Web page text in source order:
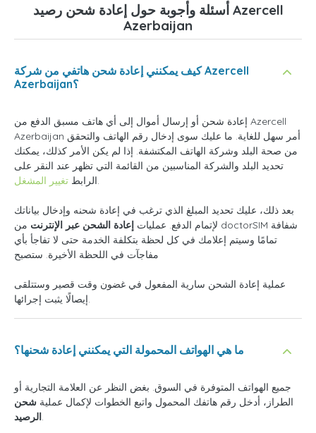
أسئلة وأجوبة حول إعادة شحن رصيد Azercell
Azerbaijan
كيف يمكنني إعادة شحن هاتفي من شركة Azercell
Azerbaijan؟
إعادة شحن أو إرسال أموال إلى أي هاتف مسبق الدفع من Azercell
Azerbaijan أمر سهل للغاية. ما عليك سوى إدخال رقم الهاتف والتحقق
من صحة البلد وشركة الهاتف المكتشفة. إذا لم يكن الأمر كذلك، يمكنك
تحديد البلد والشركة المناسبين من القائمة التي تظهر عند النقر على
الرابط تغيير المشغل .
بعد ذلك، عليك تحديد المبلغ الذي ترغب في إعادة شحنه وإدخال بياناتك
لإتمام الدفع. عمليات إعادة الشحن عبر الإنترنت من doctorSIM شفافة
تمامًا وسيتم إعلامك في كل لحظة بتكلفة الخدمة حتى لا تفاجأ بأي
مفاجآت في اللحظة الأخيرة. ستصبح
عملية إعادة الشحن سارية المفعول في غضون وقت قصير وستتلقى
إيصالًا يثبت إجرائها.
ما هي الهواتف المحمولة التي يمكنني إعادة شحنها؟
جميع الهواتف المتوفرة في السوق. بغض النظر عن العلامة التجارية أو
الطراز، أدخل رقم هاتفك المحمول واتبع الخطوات لإكمال عملية شحن
الرصيد.